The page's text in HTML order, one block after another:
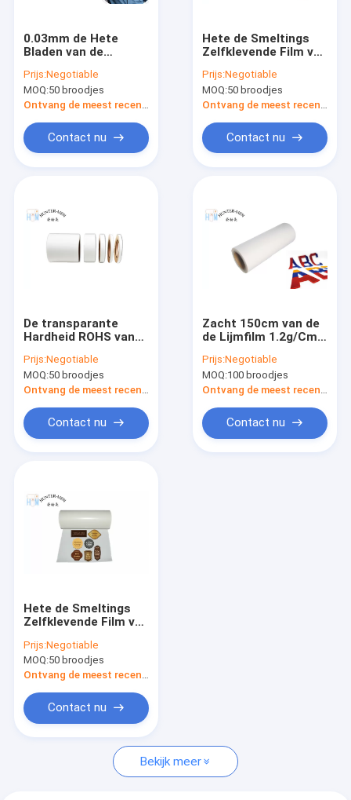
Producten
Over ons
Hete de Smeltings Zelfklevende Film van TPU
Hete Smeltings Zelfklevende Bladen
De Steunende Lijm van het borduurwerkflard
Eva Hot Melt Adhesive Film
hete smeltings plakband
Heet Smeltings zelfklevend Web
Heet smeltings zelfklevend poeder
Hete Smeltings Zelfklevende Korrel
0.03mm de Hete
Bladen van de
van het het
Puntpolyurethaan
van de 120
Stof
Prijs:Negotiable
MOQ:50 broodjes
Ontvang de meest recente Prijs
Contact nu
Hete de Smeltings
Zelfklevende Film van
Ondergoed 1530mm
Breedte
Prijs:Negotiable
MOQ:50 broodjes
Ontvang de meest recente Prijs
Contact nu
De transparante
Hardheid ROHS van
Thermoplastische
Film 82A
Prijs:Negotiable
MOQ:50 broodjes
Ontvang de meest recente Prijs
Contact nu
Zacht 150cm van de
de Lijmfilm 1.2g/Cm3
Smelting de
Hoogteelastiek
Prijs:Negotiable
MOQ:100 broodjes
Ontvang de meest recente Prijs
Contact nu
Hete de Smeltings
Zelfklevende Film van
Stof 100
Yards/Broodje
Prijs:Negotiable
MOQ:50 broodjes
Ontvang de meest recente Prijs
Contact nu
Bekijk meer